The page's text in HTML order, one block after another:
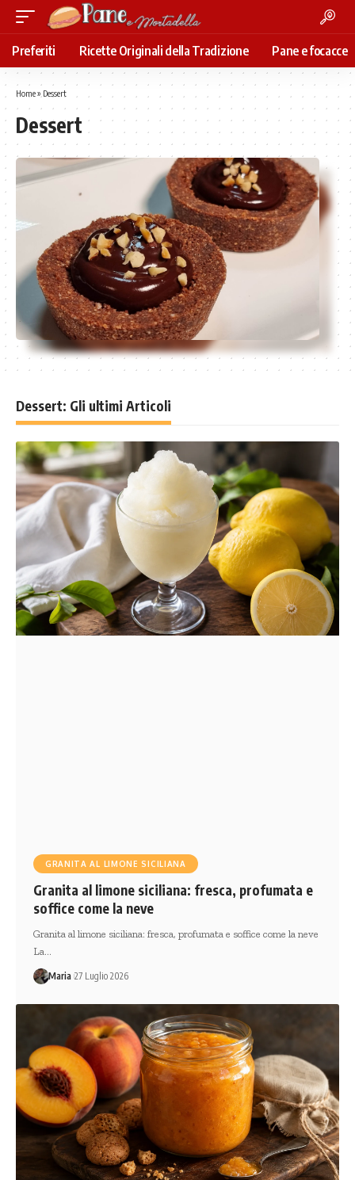
Preferiti Ricette Originali della Tradizione Pane e focacce
Home» Dessert
Dessert
Dessert: Gli ultimi Articoli
GRANITA AL LIMONE SICILIANA
Granita al limone siciliana: fresca, profumata e
soffice come la neve
Granita al limone siciliana: fresca, profumata e soffice come la neve
La…
Maria 27 Luglio 2026